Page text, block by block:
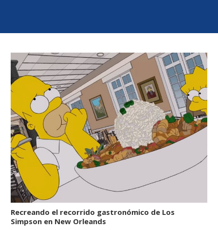
Recreando el recorrido gastronómico de Los
Simpson en New Orleands